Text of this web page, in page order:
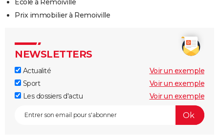
Ecole à Remoiville
Prix immobilier à Remoiville
NEWSLETTERS
Actualité
Voir un exemple
Sport
Voir un exemple
Les dossiers d'actu
Voir un exemple